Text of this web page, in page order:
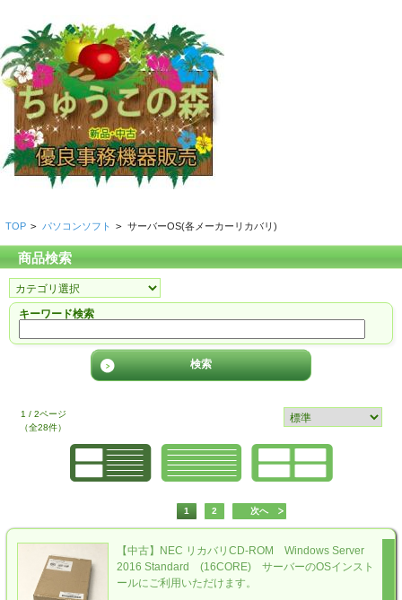
TOP > パソコンソフト > サーバーOS(各メーカーリカバリ)
商品検索
キーワード検索
1 / 2ページ
（全28件）
1 2 次へ
【中古】NEC リカバリCD-ROM Windows Server
2016 Standard (16CORE) サーバーのOSインスト
ールにご利用いただけます。